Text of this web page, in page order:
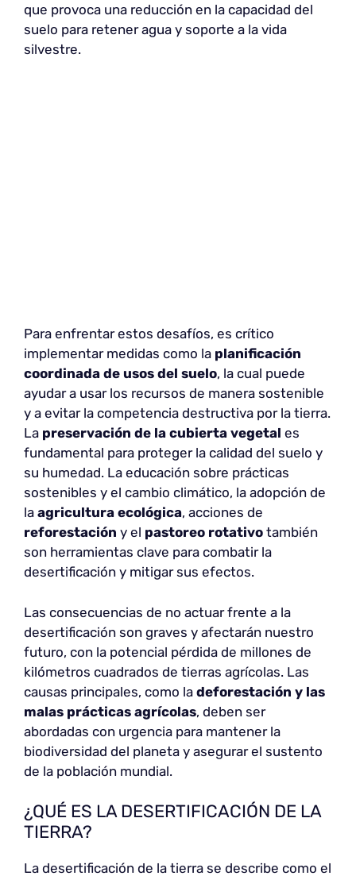
que provoca una reducción en la capacidad del
suelo para retener agua y soporte a la vida
silvestre.
Para enfrentar estos desafíos, es crítico
implementar medidas como la planificación
coordinada de usos del suelo, la cual puede
ayudar a usar los recursos de manera sostenible
y a evitar la competencia destructiva por la tierra.
La preservación de la cubierta vegetal es
fundamental para proteger la calidad del suelo y
su humedad. La educación sobre prácticas
sostenibles y el cambio climático, la adopción de
la agricultura ecológica, acciones de
reforestación y el pastoreo rotativo también
son herramientas clave para combatir la
desertificación y mitigar sus efectos.
Las consecuencias de no actuar frente a la
desertificación son graves y afectarán nuestro
futuro, con la potencial pérdida de millones de
kilómetros cuadrados de tierras agrícolas. Las
causas principales, como la deforestación y las
malas prácticas agrícolas, deben ser
abordadas con urgencia para mantener la
biodiversidad del planeta y asegurar el sustento
de la población mundial.
¿QUÉ ES LA DESERTIFICACIÓN DE LA
TIERRA?
La desertificación de la tierra se describe como el